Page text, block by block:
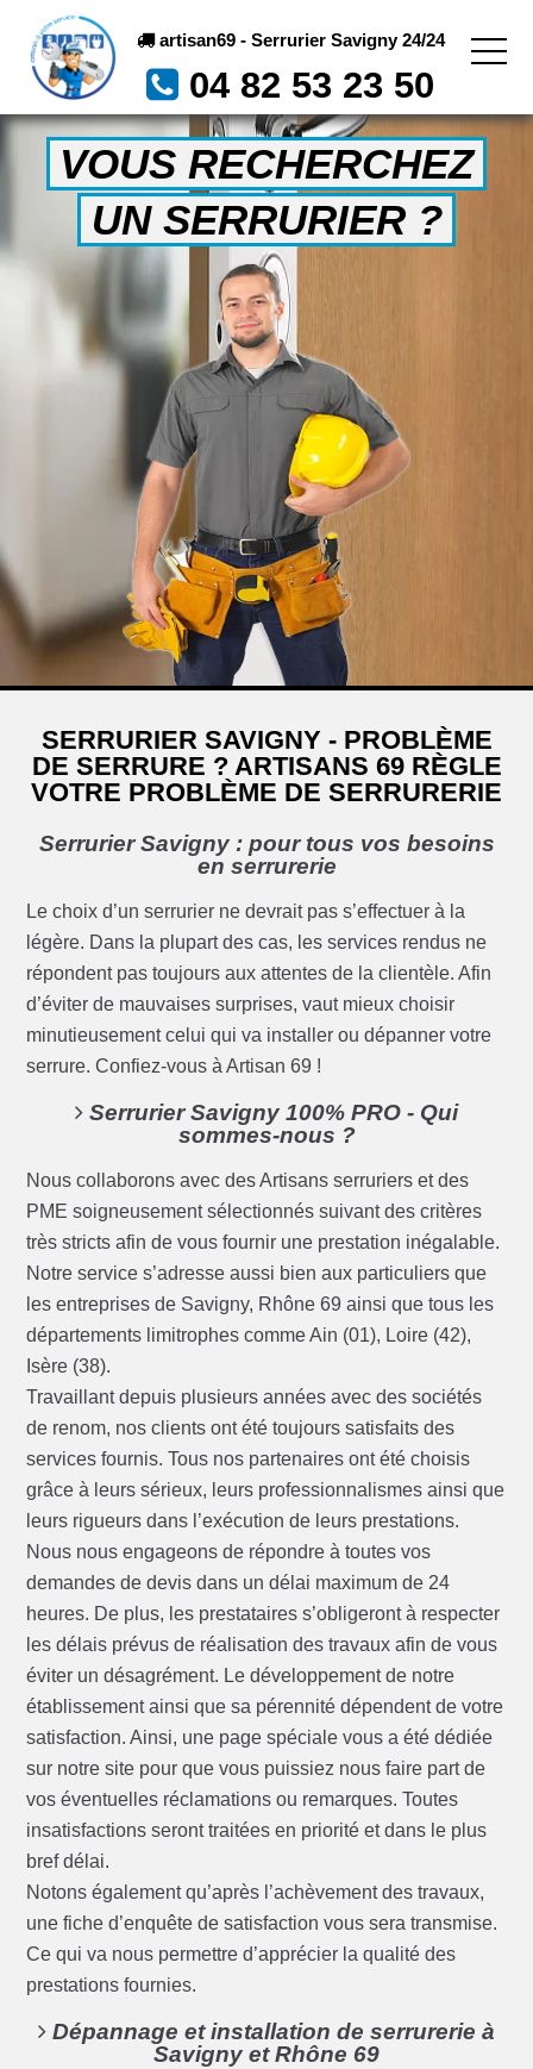
artisan69 - Serrurier Savigny 24/24
04 82 53 23 50
VOUS RECHERCHEZ
UN SERRURIER ?
SERRURIER SAVIGNY - PROBLÈME
DE SERRURE ? ARTISANS 69 RÈGLE
VOTRE PROBLÈME DE SERRURERIE
Serrurier Savigny : pour tous vos besoins
en serrurerie
Le choix d’un serrurier ne devrait pas s’effectuer à la
légère. Dans la plupart des cas, les services rendus ne
répondent pas toujours aux attentes de la clientèle. Afin
d’éviter de mauvaises surprises, vaut mieux choisir
minutieusement celui qui va installer ou dépanner votre
serrure. Confiez-vous à Artisan 69 !
Serrurier Savigny 100% PRO - Qui
sommes-nous ?
Nous collaborons avec des Artisans serruriers et des
PME soigneusement sélectionnés suivant des critères
très stricts afin de vous fournir une prestation inégalable.
Notre service s’adresse aussi bien aux particuliers que
les entreprises de Savigny, Rhône 69 ainsi que tous les
départements limitrophes comme Ain (01), Loire (42),
Isère (38).
Travaillant depuis plusieurs années avec des sociétés
de renom, nos clients ont été toujours satisfaits des
services fournis. Tous nos partenaires ont été choisis
grâce à leurs sérieux, leurs professionnalismes ainsi que
leurs rigueurs dans l’exécution de leurs prestations.
Nous nous engageons de répondre à toutes vos
demandes de devis dans un délai maximum de 24
heures. De plus, les prestataires s’obligeront à respecter
les délais prévus de réalisation des travaux afin de vous
éviter un désagrément. Le développement de notre
établissement ainsi que sa pérennité dépendent de votre
satisfaction. Ainsi, une page spéciale vous a été dédiée
sur notre site pour que vous puissiez nous faire part de
vos éventuelles réclamations ou remarques. Toutes
insatisfactions seront traitées en priorité et dans le plus
bref délai.
Notons également qu’après l’achèvement des travaux,
une fiche d’enquête de satisfaction vous sera transmise.
Ce qui va nous permettre d’apprécier la qualité des
prestations fournies.
Dépannage et installation de serrurerie à
Savigny et Rhône 69